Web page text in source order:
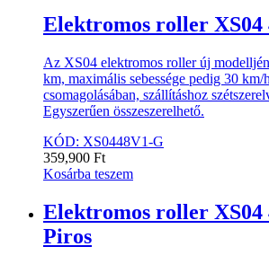
Elektromos roller
Az XS04 elektromos roller új
km, maximális sebessége pedig 30
csomagolásában, szállításhoz
Egyszerűen összeszerelhető.
KÓD: XS0448V1-G
359,900 Ft
Kosárba teszem
Elektromos roller XS04
Piros